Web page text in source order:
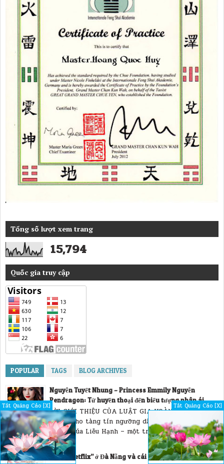
Tắt Quảng Cáo [X]
Tắt Quảng Cáo [X]
Tổng số lượt xem trang
15,794
Quốc gia truy cập
POPULAR TAGS BLOG ARCHIVES
Nguyễn Tuyết Nhung – Princess Emmily Nguyễn
Pendragon: Từ huyền thoại đến biểu tượng nhân ái
LỜI GIỚI THIỆU CỦA LUẬT GIA HOÀNG QUỐC HUY
Trong kho tàng tín ngưỡng dân gian Việt Nam,
Công chúa Liễu Hạnh – một trong Tứ Bất Tử –
được ngợ...
Phi vụ Netflix” ở Đà Nẵng và cái kết sau 15 tiếng